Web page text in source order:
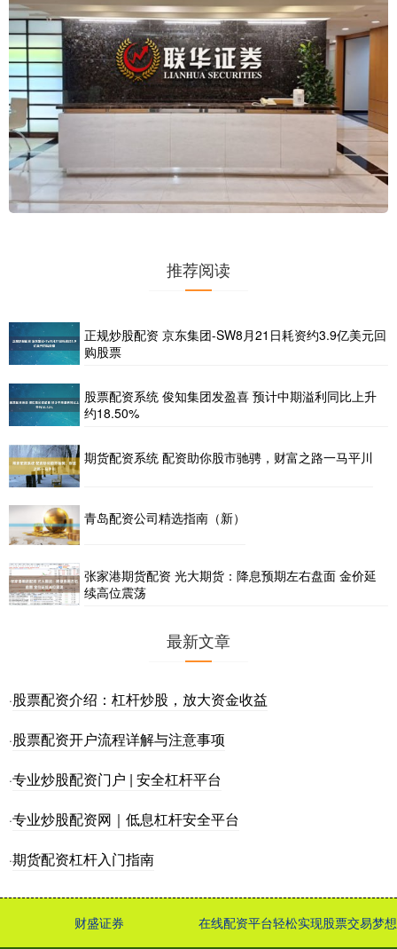
推荐阅读
正规炒股配资 京东集团-SW8月21日耗资约3.9亿美元回
购股票
股票配资系统 俊知集团发盈喜 预计中期溢利同比上升
约18.50%
期货配资系统 配资助你股市驰骋，财富之路一马平川
青岛配资公司精选指南（新）
张家港期货配资 光大期货：降息预期左右盘面 金价延
续高位震荡
最新文章
·股票配资介绍：杠杆炒股，放大资金收益
·股票配资开户流程详解与注意事项
·专业炒股配资门户 | 安全杠杆平台
·专业炒股配资网｜低息杠杆安全平台
·期货配资杠杆入门指南
财盛证券 在线配资平台轻松实现股票交易梦想